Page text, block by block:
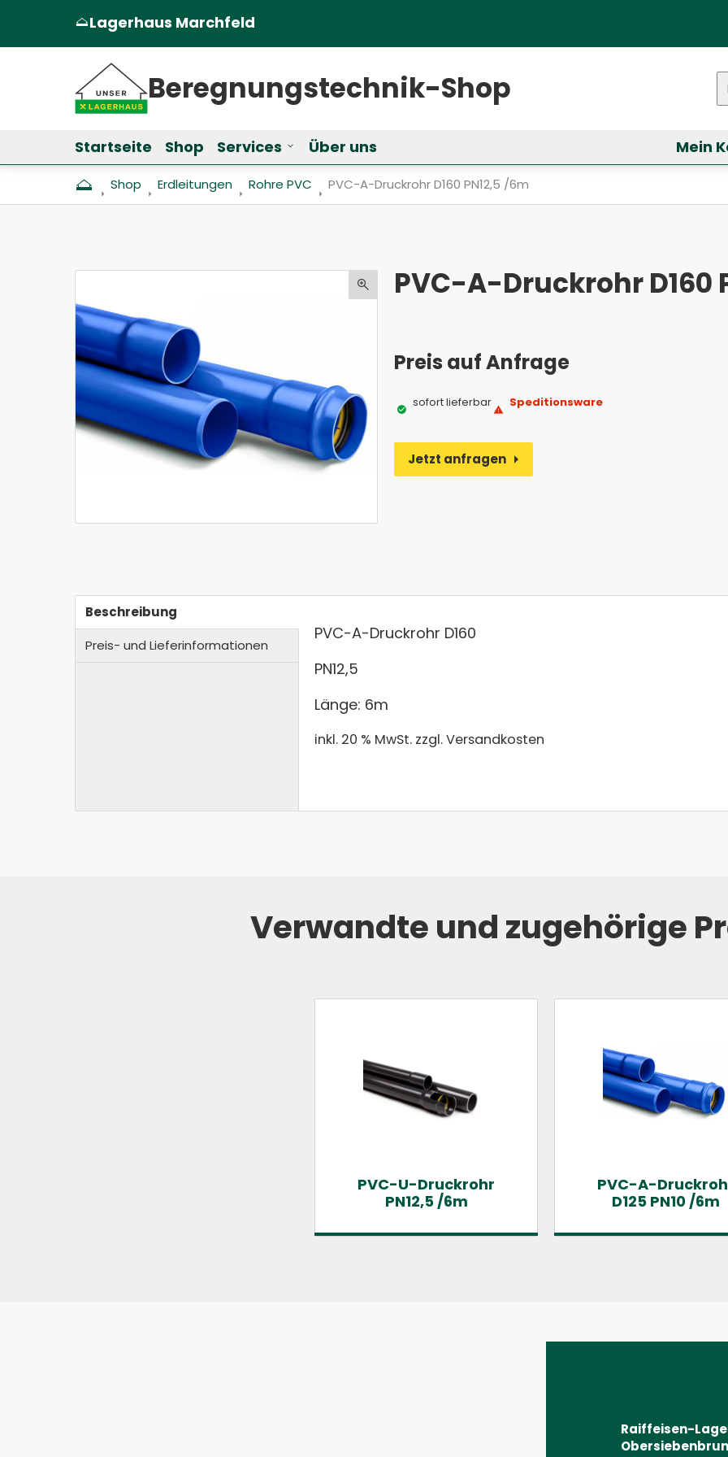
Lagerhaus Marchfeld
(Öffnet in einem neuen Tab oder Fenster)
Beregnungs­technik-Shop
Startseite Shop Services Untermenü für &bdquo;Services&ldquo; anzeigen
Über uns Mein
Shop Erdleitungen Rohre PVC Aktuell: PVC-A-Druckrohr D160 PN12,5 /6m
PVC-A-Druckrohr D160 PN12,5 /6m
PVC-A-Druckrohr D160
Preis auf Anfrage
sofort lieferbar Speditionsware
Jetzt anfragen(Öffnet eventuell ein Programm um an
Beschreibung
Preis- und Lieferinformationen
PVC-A-Druckrohr D160
PN12,5
Länge: 6m
inkl. 20 % MwSt. zzgl. Versandkosten
Verwandte und zugehörige
PVC-U-Druckrohr
PN12,5 /6m
PVC-A-
D125 PN10 /6m
Raiffeisen-